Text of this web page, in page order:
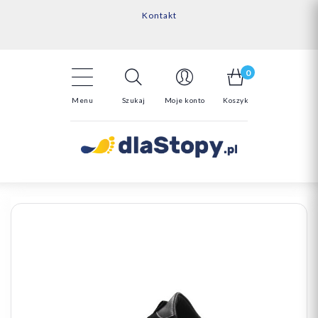
Kontakt
14 Dni na darmowy zwrot*
Menu Szukaj Moje konto
0
Koszyk